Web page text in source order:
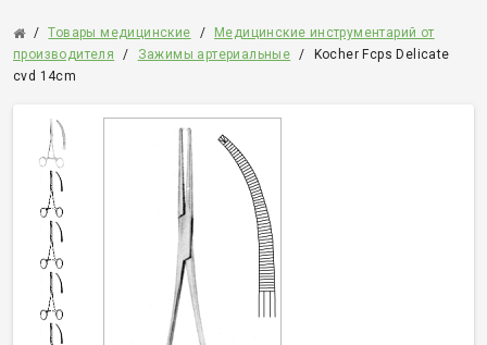
/ Товары медицинские /
Медицинские инструментарий от
производителя
/ Зажимы артериальные /
Kocher Fcps Delicate
cvd 14cm